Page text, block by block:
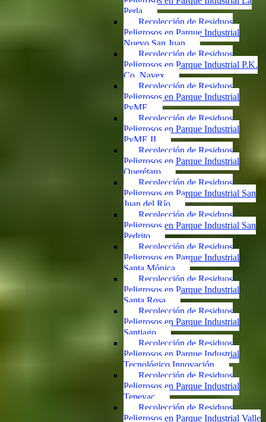
Perla
Recolección de Residuos
Peligrosos en Parque Industrial
Nuevo San Juan
Recolección de Residuos
Peligrosos en Parque Industrial P.K.
Co. Navex
Recolección de Residuos
Peligrosos en Parque Industrial
PyME
Recolección de Residuos
Peligrosos en Parque Industrial
PyME II
Recolección de Residuos
Peligrosos en Parque Industrial
Querétaro
Recolección de Residuos
Peligrosos en Parque Industrial San
Juan del Río
Recolección de Residuos
Peligrosos en Parque Industrial San
Pedrito
Recolección de Residuos
Peligrosos en Parque Industrial
Santa Mónica
Recolección de Residuos
Peligrosos en Parque Industrial
Santa Rosa
Recolección de Residuos
Peligrosos en Parque Industrial
Santiago
Recolección de Residuos
Peligrosos en Parque Industrial
Tecnológico Innovación
Recolección de Residuos
Peligrosos en Parque Industrial
Tepeyac
Recolección de Residuos
Peligrosos en Parque Industrial Valle